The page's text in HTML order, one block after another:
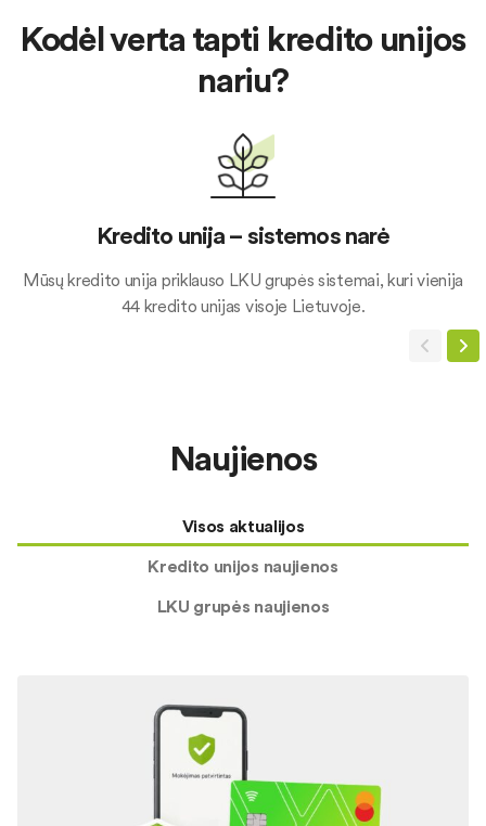
Kodėl verta tapti kredito unijos
nariu?
Kredito unija – sistemos narė
Mūsų kredito unija priklauso LKU grupės sistemai, kuri vienija
44 kredito unijas visoje Lietuvoje.
Naujienos
Visos aktualijos
Kredito unijos naujienos
LKU grupės naujienos